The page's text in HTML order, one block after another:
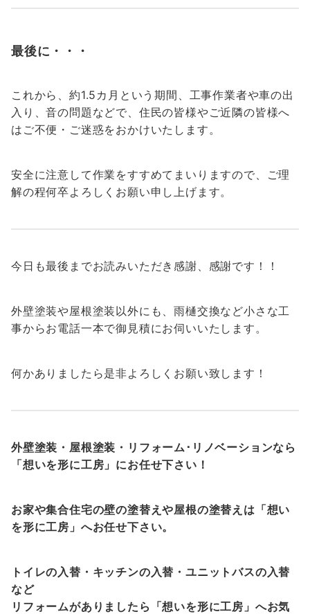
最後に・・・
これから、約1.5カ月という期間、工事作業者や車の出
入り、音の問題などで、住民の皆様やご近隣の皆様へ
はご不便・ご迷惑をおかけいたします。
安全に注意して作業をすすめてまいりますので、ご理
解の程何卒よろしくお願い申し上げます。
今日も最後までお読みいただき感謝、感謝です！！
外壁塗装や屋根塗装以外にも、雨樋交換など小さな工
事からお電話一本で御見積にお伺いいたします。
何かありましたら是非よろしくお願い致します！
外壁塗装・屋根塗装・リフォーム･リノベーションなら
「想いを形に工房」にお任せ下さい！
お家や集合住宅の壁の塗替えや屋根の塗替えは「想い
を形に工房」へお任せ下さい。
トイレの入替・キッチンの入替・ユニットバスの入替
など
リフォームがありましたら「想いを形に工房」へお気